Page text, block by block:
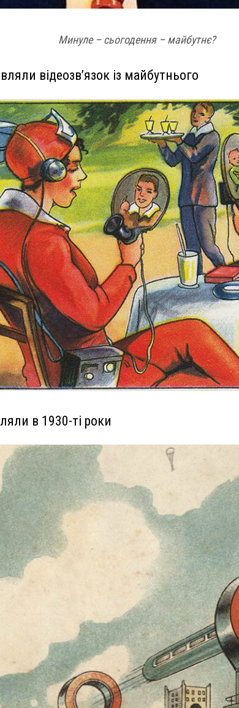
Минуле – сьогодення – майбутнє?
відеозв’язок із майбутнього
в 1930-ті роки